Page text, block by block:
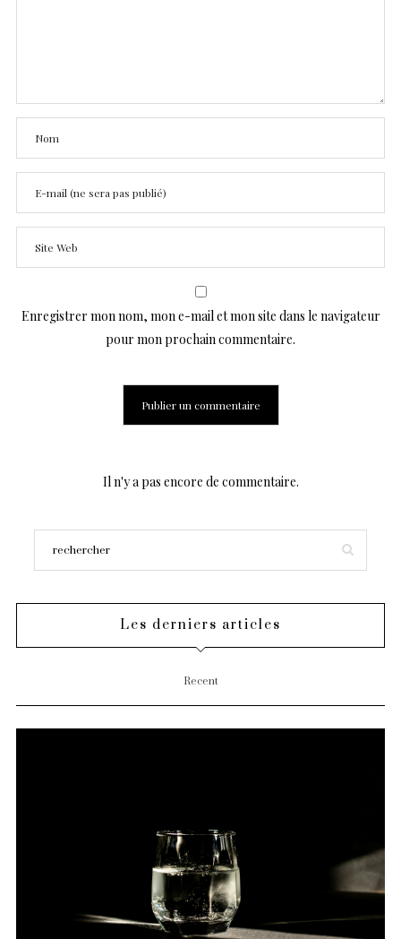
Enregistrer mon nom, mon e-mail et mon site dans le navigateur
pour mon prochain commentaire.
Il n'y a pas encore de commentaire.
Les derniers articles
Recent